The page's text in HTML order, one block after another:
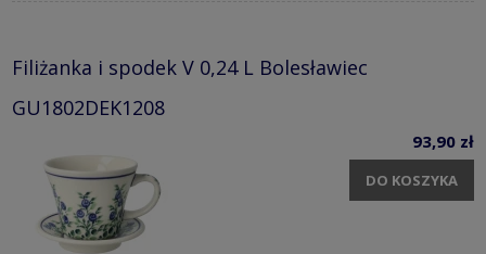
Filiżanka i spodek V 0,24 L Bolesławiec
GU1802DEK1208
93,90 zł
DO KOSZYKA